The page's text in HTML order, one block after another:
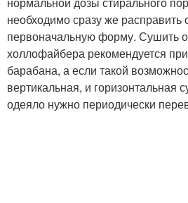
необходимо сразу же расправить
первоначальную форму. Сушить
холлофайбера рекомендуется
барабана, а если такой
вертикальная, и горизонтальная
одеяло нужно периодически